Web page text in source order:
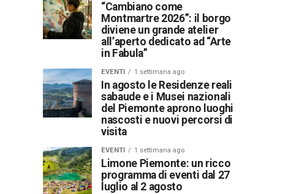
“Cambiano come
Montmartre 2026”: il borgo
diviene un grande atelier
all’aperto dedicato ad “Arte
in Fabula”
EVENTI 1 settimana ago
In agosto le Residenze reali
sabaude e i Musei nazionali
del Piemonte aprono luoghi
nascosti e nuovi percorsi di
visita
EVENTI 1 settimana ago
Limone Piemonte: un ricco
programma di eventi dal 27
luglio al 2 agosto